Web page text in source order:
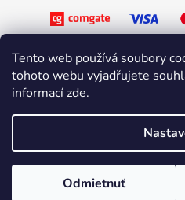
Tento web používá soubory
tohoto webu vyjadřujete
informacízde.
Odmietnuť
Sledujte nás
Vytvoril Shoptet
Copyright 2026Growmarket.cz